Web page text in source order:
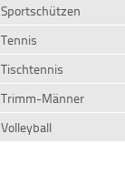
Sportschützen
Tennis
Tischtennis
Trimm-Männer
Volleyball